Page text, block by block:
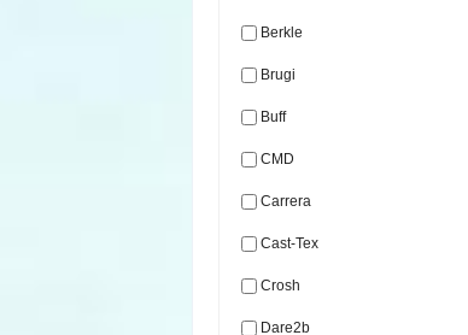
Berkle
Brugi
Buff
CMD
Carrera
Cast-Tex
Crosh
Dare2b